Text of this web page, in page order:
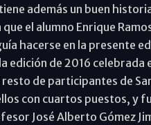
tiene además un buen
el alumno Enrique
hacerse en la presente
edición de 2016
de participantes de
con cuartos puestos, y
José Alberto Gómez